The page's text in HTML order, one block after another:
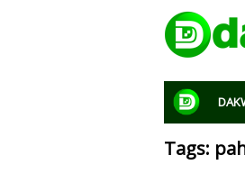
Tags: